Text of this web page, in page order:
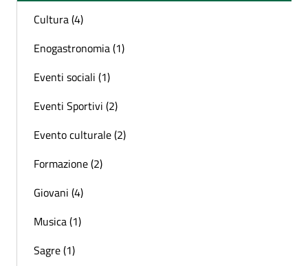
Cultura (4)
Enogastronomia (1)
Eventi sociali (1)
Eventi Sportivi (2)
Evento culturale (2)
Formazione (2)
Giovani (4)
Musica (1)
Sagre (1)